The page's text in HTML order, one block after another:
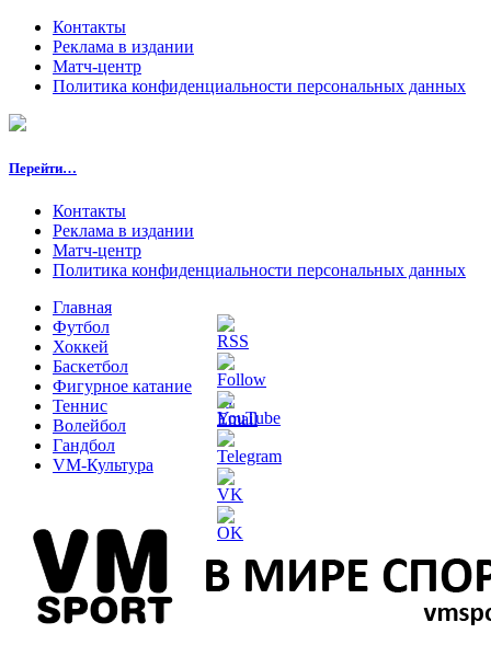
Контакты
Реклама в издании
Матч-центр
Политика конфиденциальности персональных данных
Перейти…
Контакты
Реклама в издании
Матч-центр
Политика конфиденциальности персональных данных
Главная
Футбол
Хоккей
Баскетбол
Фигурное катание
Теннис
Волейбол
Гандбол
VM-Культура